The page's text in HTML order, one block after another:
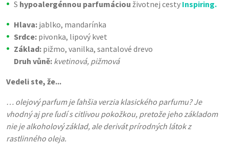
S hypoalergénnou parfumáciou životnej cesty Inspiring.
Hlava: jablko, mandarínka
Srdce: pivonka, lipový kvet
Základ: pižmo, vanilka, santalové drevo
Druh vůně: kvetinová, pižmová
Vedeli ste, že...
… olejový parfum je ľahšia verzia klasického parfumu? Je
vhodný aj pre ľudí s citlivou pokožkou, pretože jeho základom
nie je alkoholový základ, ale derivát prírodných látok z
rastlinného oleja.